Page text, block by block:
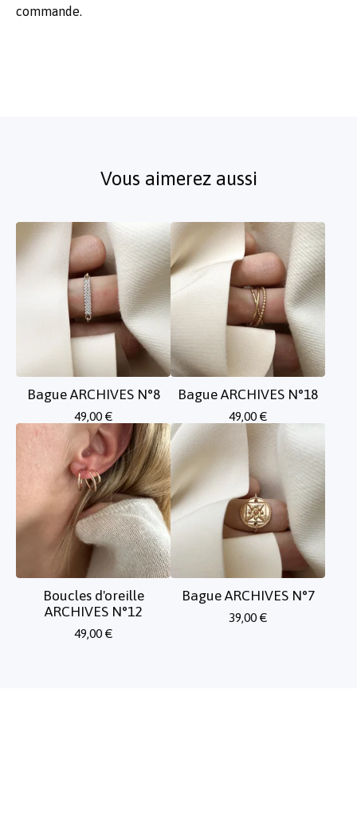
commande.
Vous aimerez aussi
Bague ARCHIVES N°8
49,00 €
Bague ARCHIVES N°18
49,00 €
Boucles d'oreille
ARCHIVES N°12
49,00 €
Bague ARCHIVES N°7
39,00 €